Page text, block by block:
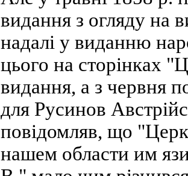
видання з огляду на
надалі у виданню
цього на сторінках
видання, а з червня
для Русинов
повідомляв, що
нашем области им